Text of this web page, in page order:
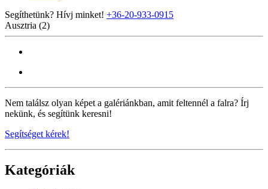
Segíthetünk? Hívj minket! +36-20-933-0915
Ausztria (2)
Nem találsz olyan képet a galériánkban, amit feltennél a falra? Írj
nekünk, és segítünk keresni!
Segítséget kérek!
Kategóriák